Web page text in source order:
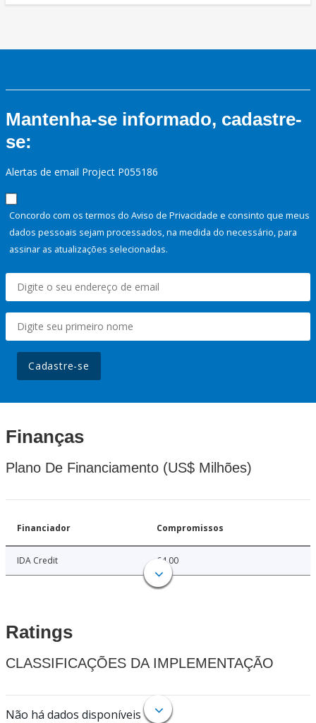
Mantenha-se informado, cadastre-
se:
Alertas de email Project P055186
Concordo com os termos do Aviso de Privacidade e consinto que meus
dados pessoais sejam processados, na medida do necessário, para
assinar as atualizações selecionadas.
Cadastre-se
Finanças
Plano De Financiamento (US$ Milhões)
Financiador Compromissos
IDA Credit 64.00
Ratings
CLASSIFICAÇÕES DA IMPLEMENTAÇÃO
Não há dados disponíveis